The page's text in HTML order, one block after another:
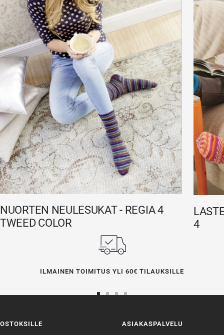
NUORTEN NEULESUKAT - REGIA 4
TWEED COLOR
4
ILMAINEN TOIMITUS YLI 60€ TILAUKSILLE
4
OSTOKSILLE ASIAKASPALVELU